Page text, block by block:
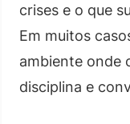
crises e o que
Em muitos
ambiente onde
disciplina e